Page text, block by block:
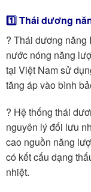
1️⃣ Thái dương
? Thái dương năng
nước nóng năng
tại Việt Nam sử
tăng áp vào bình
? Hệ thống thái
nguyên lý đối lưu
cao nguồn năng
có kết cấu dạng
nhiệt.